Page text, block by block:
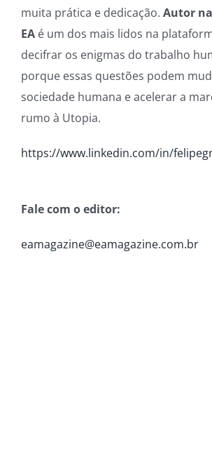
muita prática e dedicação. Autor
EA é um dos mais lidos na
decifrar os enigmas do trabalho
porque essas questões podem
sociedade humana e acelerar a
rumo à Utopia.
https://www.linkedin.com/in/
Fale com o editor:
eamagazine@eamagazine.com.br